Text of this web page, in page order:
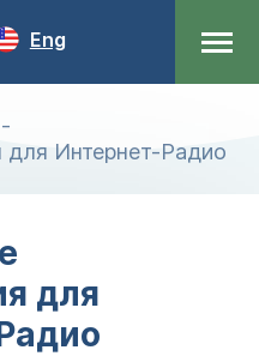
Eng
Интернет-Радио
для